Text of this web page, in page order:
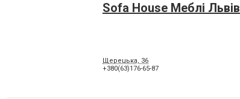
Sofa House Меблі Львів
Щерецька, 36
+380(63)176-65-87